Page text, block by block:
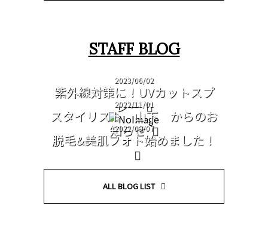
STAFF BLOG
2023/06/02
紫外線対策に！UVカットスプ
レー
2022/11/01
スタイリスト 山下 からのお
知らせ
2022/09/07
脱毛&美肌フォト始めました！
ALL BLOG LIST